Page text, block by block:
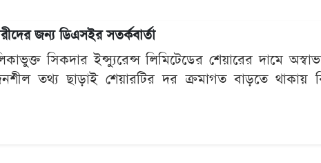
জন্য ডিএসইর সতর্কবার্তা
সিকদার ইন্স্যুরেন্স লিমিটেডের শেয়ারের দামে
তথ্য ছাড়াই শেয়ারটির দর ক্রমাগত বাড়তে থাকায়